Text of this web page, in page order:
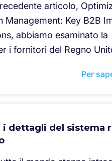
articolo,
Management: Key B2B
abbiamo esaminato la
i fornitori del Regno
Per
i dettagli del sistema